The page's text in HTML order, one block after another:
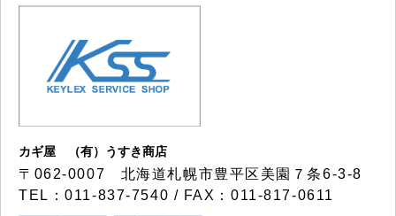
カギ屋 （有）うすき商店
〒062-0007 北海道札幌市豊平区美園７条6-3-8
TEL：011-837-7540 / FAX：011-817-0611